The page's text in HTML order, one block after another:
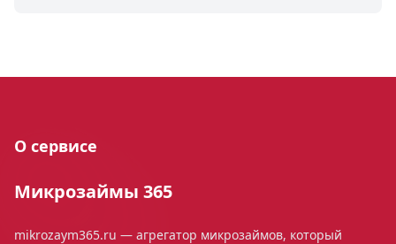
О сервисе
Микрозаймы 365
mikrozaym365.ru — агрегатор микрозаймов, который